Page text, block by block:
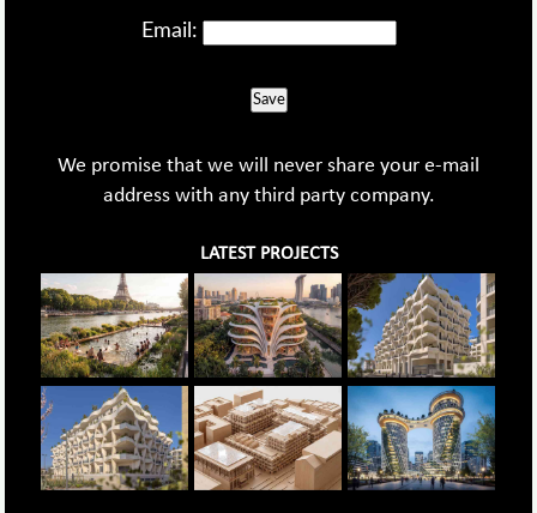
Email:
Save
We promise that we will never share your e-mail
address with any third party company.
LATEST PROJECTS